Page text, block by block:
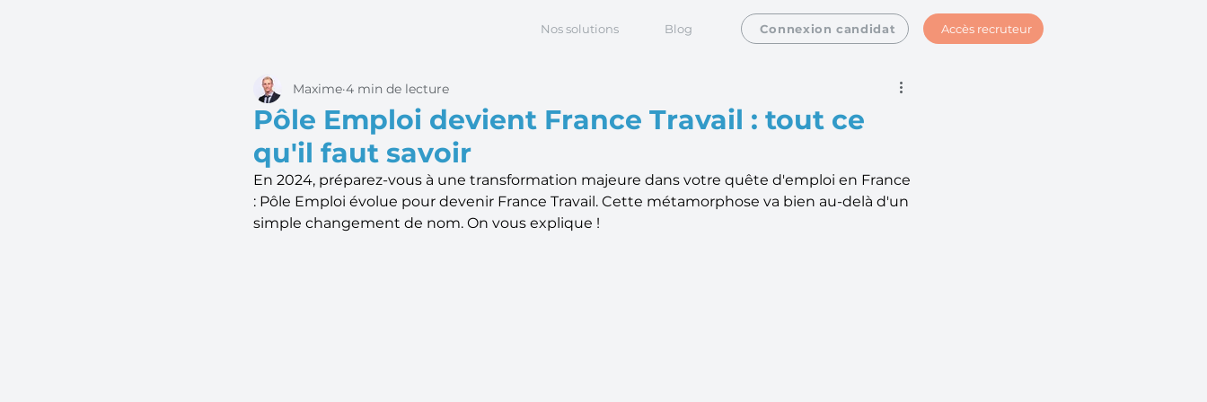
Nos solutions Blog Connexion candidat Accès recruteur
Pôle Emploi devient France Travail : tout ce
qu'il faut savoir
Maxime 4 min de lecture
En 2024, préparez-vous à une transformation majeure dans votre quête d'emploi en France
: Pôle Emploi évolue pour devenir France Travail. Cette métamorphose va bien au-delà d'un
simple changement de nom. On vous explique !